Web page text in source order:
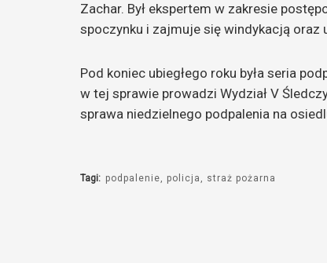
Zachar. Był ekspertem w zakresie
spoczynku i zajmuje się windykacją oraz
Pod koniec ubiegłego roku była seria
w tej sprawie prowadzi Wydział V
sprawa niedzielnego podpalenia na
Tagi: podpalenie policja straż pożarna